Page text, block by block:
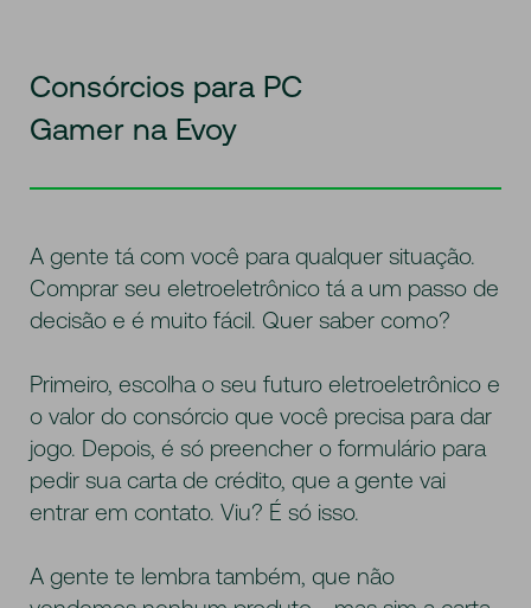
Consórcios para PC
Gamer na Evoy
A gente tá com você para qualquer situação.
Comprar seu eletroeletrônico tá a um passo de
decisão e é muito fácil. Quer saber como?
Primeiro, escolha o seu futuro eletroeletrônico e
o valor do consórcio que você precisa para dar
jogo. Depois, é só preencher o formulário para
pedir sua carta de crédito, que a gente vai
entrar em contato. Viu? É só isso.
A gente te lembra também, que não